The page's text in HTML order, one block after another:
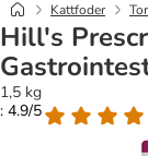
Kattfoder
Hill's
1,5 kg
: 4.9/5